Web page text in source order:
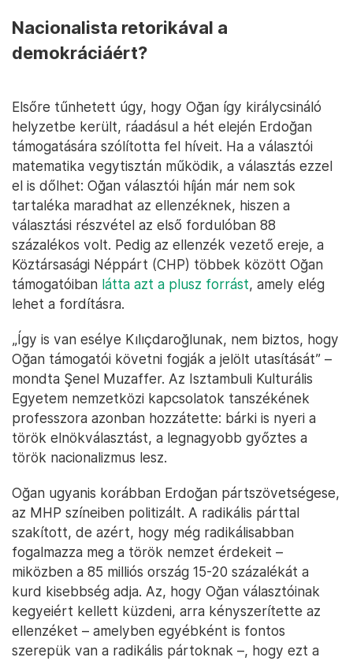
Nacionalista retorikával a
demokráciáért?
Elsőre tűnhetett úgy, hogy Oğan így királycsináló
helyzetbe került, ráadásul a hét elején Erdoğan
támogatására szólította fel híveit. Ha a választói
matematika vegytisztán működik, a választás ezzel
el is dőlhet: Oğan választói híján már nem sok
tartaléka maradhat az ellenzéknek, hiszen a
választási részvétel az első fordulóban 88
százalékos volt. Pedig az ellenzék vezető ereje, a
Köztársasági Néppárt (CHP) többek között Oğan
támogatóiban látta azt a plusz forrást, amely elég
lehet a fordításra.
„Így is van esélye Kılıçdaroğlunak, nem biztos, hogy
Oğan támogatói követni fogják a jelölt utasítását” –
mondta Şenel Muzaffer. Az Isztambuli Kulturális
Egyetem nemzetközi kapcsolatok tanszékének
professzora azonban hozzátette: bárki is nyeri a
török elnökválasztást, a legnagyobb győztes a
török nacionalizmus lesz.
Oğan ugyanis korábban Erdoğan pártszövetségese,
az MHP színeiben politizált. A radikális párttal
szakított, de azért, hogy még radikálisabban
fogalmazza meg a török nemzet érdekeit –
miközben a 85 milliós ország 15-20 százalékát a
kurd kisebbség adja. Az, hogy Oğan választóinak
kegyeiért kellett küzdeni, arra kényszerítette az
ellenzéket – amelyben egyébként is fontos
szerepük van a radikális pártoknak –, hogy ezt a